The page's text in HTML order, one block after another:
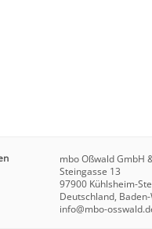
mbo Oßwald GmbH
Steingasse 13
97900 Kühlsheim-
Deutschland,
info@mbo-